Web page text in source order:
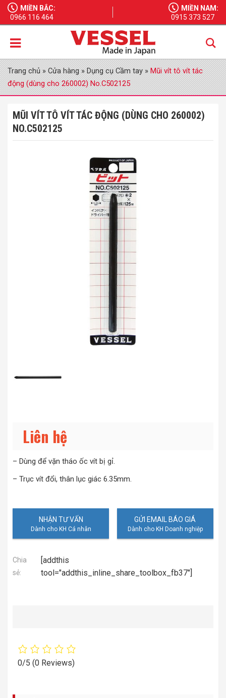
MIỀN BẮC:
0966 116 464
MIỀN NAM:
0915 373 527
Trang chủ»Cửa hàng»Dụng cụ Cầm tay»Mũi vít tô vít tác
động (dùng cho 260002) No.C502125
MŨI VÍT TÔ VÍT TÁC ĐỘNG (DÙNG CHO 260002)
NO.C502125
Liên hệ
– Dùng để vặn tháo ốc vít bị gỉ.
– Trục vít đổi, thân lục giác 6.35mm.
NHẬN TƯ VẤN GỬI EMAIL BÁO GIÁ
Chia
sẻ:
[addthis
tool="addthis_inline_share_toolbox_fb37"]
0/5 (0 Reviews)